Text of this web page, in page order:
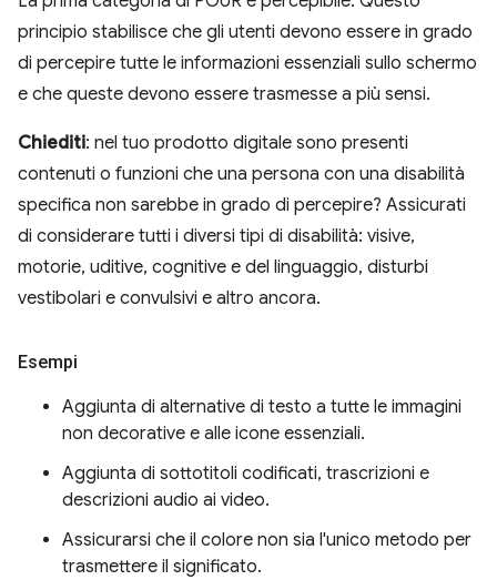
principio stabilisce che gli utenti devono essere in grado
di percepire tutte le informazioni essenziali sullo schermo
e che queste devono essere trasmesse a più sensi.
Chiediti: nel tuo prodotto digitale sono presenti
contenuti o funzioni che una persona con una disabilità
specifica non sarebbe in grado di percepire? Assicurati
di considerare tutti i diversi tipi di disabilità: visive,
motorie, uditive, cognitive e del linguaggio, disturbi
vestibolari e convulsivi e altro ancora.
Esempi
Aggiunta di alternative di testo a tutte le immagini
non decorative e alle icone essenziali.
Aggiunta di sottotitoli codificati, trascrizioni e
descrizioni audio ai video.
Assicurarsi che il colore non sia l'unico metodo per
trasmettere il significato.